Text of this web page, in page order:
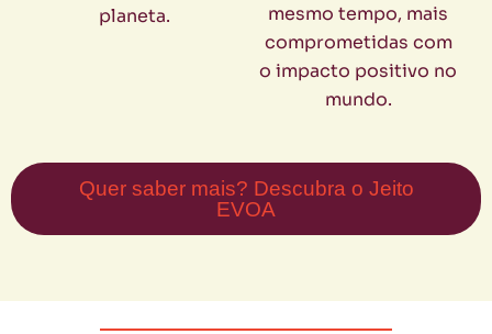
planeta.
mesmo tempo, mais
comprometidas com
o impacto positivo no
mundo.
Quer saber mais? Descubra o Jeito
EVOA